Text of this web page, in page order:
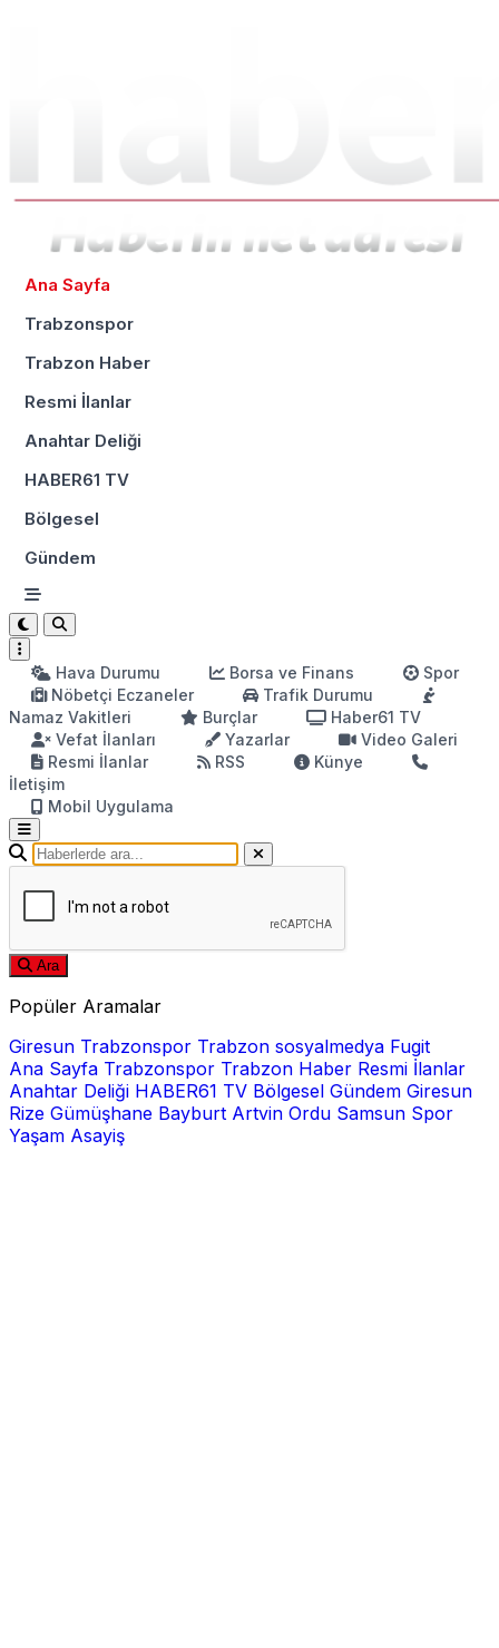
Ana Sayfa
Trabzonspor
Trabzon Haber
Resmi İlanlar
Anahtar Deliği
HABER61 TV
Bölgesel
Gündem
Hava Durumu Borsa ve Finans
Spor
Nöbetçi Eczaneler
Trafik Durumu
Namaz Vakitleri
Burçlar
Haber61 TV
Vefat İlanları
Yazarlar
Video Galeri
Resmi İlanlar
RSS
Künye
İletişim
Mobil Uygulama
Ara
Popüler Aramalar
Giresun Trabzonspor Trabzon sosyalmedya Fugit
Ana Sayfa Trabzonspor Trabzon Haber Resmi İlanlar
Anahtar Deliği HABER61 TV Bölgesel Gündem Giresun
Rize Gümüşhane Bayburt Artvin Ordu Samsun Spor
Yaşam Asayiş